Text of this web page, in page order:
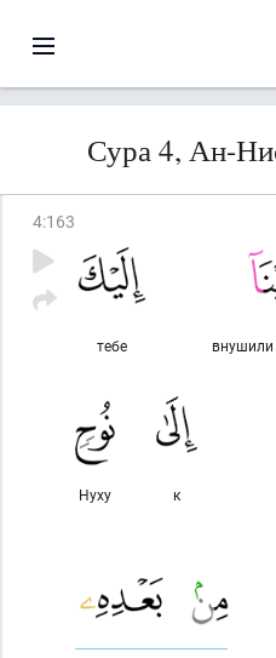
Сура 4, Ан-
4:163
внушили
тебе
к
Нуху